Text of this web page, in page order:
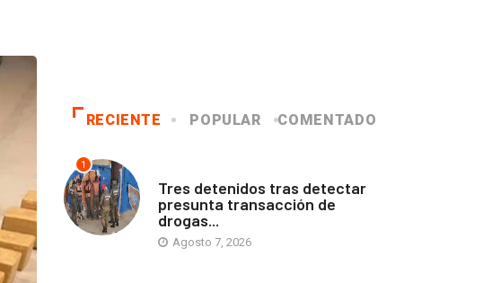
RECIENTE POPULAR COMENTADO
1
Tres detenidos tras detectar
presunta transacción de
drogas...
Agosto 7, 2026